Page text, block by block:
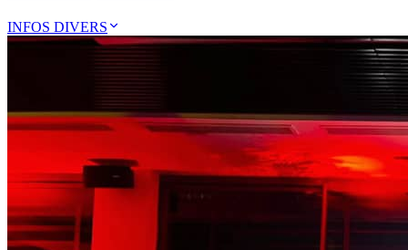
INFOS DIVERS